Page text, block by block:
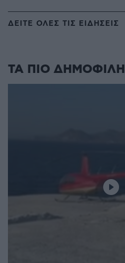
ΔΕΙΤΕ ΟΛΕΣ ΤΙΣ ΕΙΔΗΣΕΙΣ
ΤΑ ΠΙΟ ΔΗΜΟΦΙΛΗ